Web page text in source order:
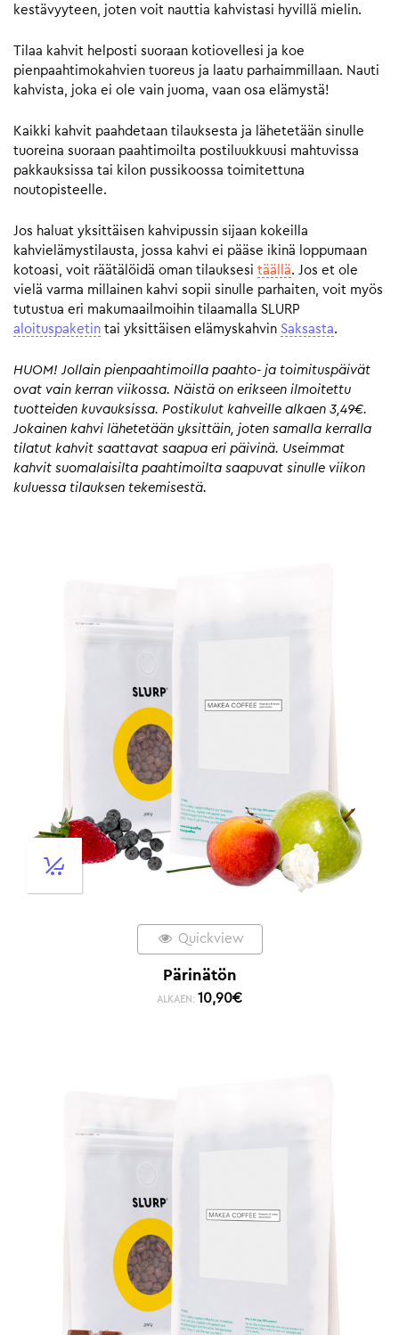
kestävyyteen, joten voit nauttia kahvistasi hyvillä mielin.
Tilaa kahvit helposti suoraan kotiovellesi ja koe
pienpaahtimokahvien tuoreus ja laatu parhaimmillaan. Nauti
kahvista, joka ei ole vain juoma, vaan osa elämystä!
Kaikki kahvit paahdetaan tilauksesta ja lähetetään sinulle
tuoreina suoraan paahtimoilta postiluukkuusi mahtuvissa
pakkauksissa tai kilon pussikoossa toimitettuna
noutopisteelle.
Jos haluat yksittäisen kahvipussin sijaan kokeilla
kahvielämystilausta, jossa kahvi ei pääse ikinä loppumaan
kotoasi, voit räätälöidä oman tilauksesi täällä. Jos et ole
vielä varma millainen kahvi sopii sinulle parhaiten, voit myös
tutustua eri makumaailmoihin tilaamalla SLURP
aloituspaketin tai yksittäisen elämyskahvin Saksasta.
HUOM! Jollain pienpaahtimoilla paahto- ja toimituspäivät
ovat vain kerran viikossa. Näistä on erikseen ilmoitettu
tuotteiden kuvauksissa. Postikulut kahveille alkaen 3,49€.
Jokainen kahvi lähetetään yksittäin, joten samalla kerralla
tilatut kahvit saattavat saapua eri päivinä. Useimmat
kahvit suomalaisilta paahtimoilta saapuvat sinulle viikon
kuluessa tilauksen tekemisestä.
Quickview
Pärinätön
ALKAEN: 10,90€